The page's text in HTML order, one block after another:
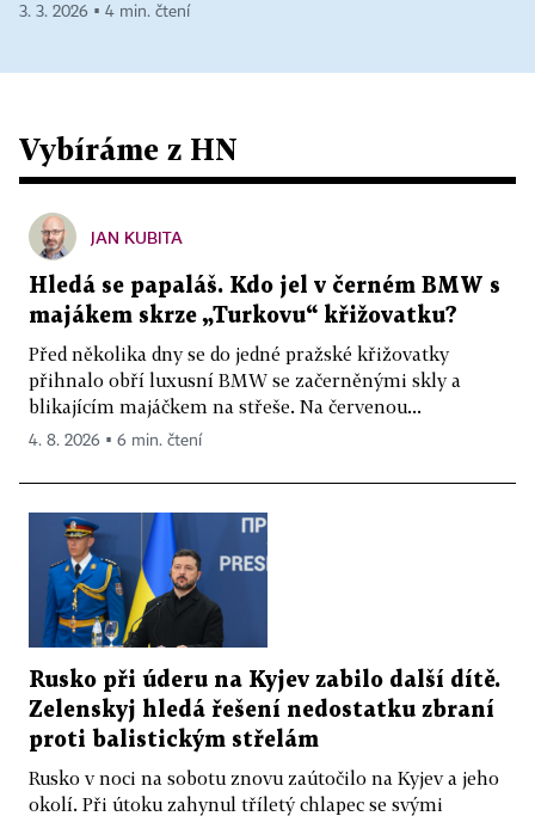
3. 3. 2026 ▪ 4 min. čtení
Vybíráme z HN
JAN KUBITA
Hledá se papaláš. Kdo jel v černém BMW s
majákem skrze „Turkovu“ křižovatku?
Před několika dny se do jedné pražské křižovatky
přihnalo obří luxusní BMW se začerněnými skly a
blikajícím majáčkem na střeše. Na červenou...
4. 8. 2026 ▪ 6 min. čtení
Rusko při úderu na Kyjev zabilo další dítě.
Zelenskyj hledá řešení nedostatku zbraní
proti balistickým střelám
Rusko v noci na sobotu znovu zaútočilo na Kyjev a jeho
okolí. Při útoku zahynul tříletý chlapec se svými